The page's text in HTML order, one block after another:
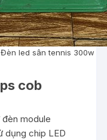
Đèn led sân tennis 300w
cob
module
dụng chip LED